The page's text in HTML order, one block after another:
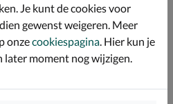
Je kunt de cookies voor
gewenst weigeren. Meer
onzecookiespagina . Hier kun je
moment nog wijzigen.